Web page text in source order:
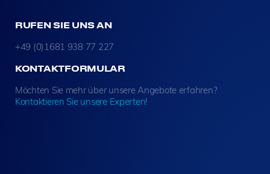
RUFEN SIE UNS AN
+49 (0)1681 938 77 227
KONTAKTFORMULAR
Möchten Sie mehr über unsere Angebote erfahren?
Kontaktieren Sie unsere Experten!